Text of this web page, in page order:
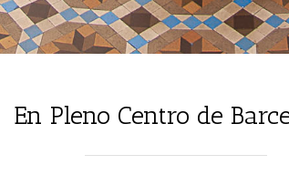
En Pleno Centro de